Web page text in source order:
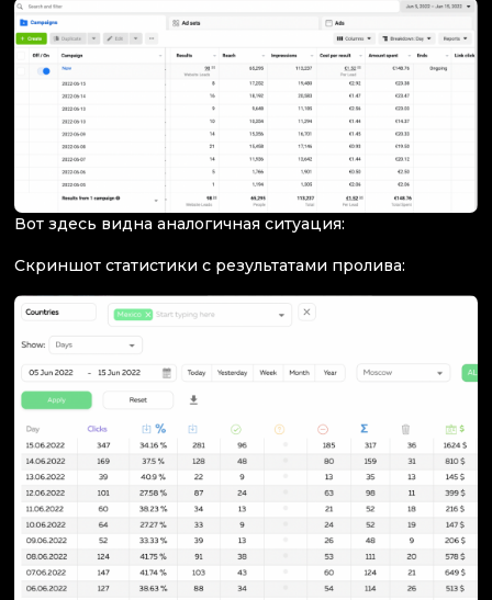
Вот здесь видна аналогичная ситуация:
Скриншот статистики с результатами пролива: